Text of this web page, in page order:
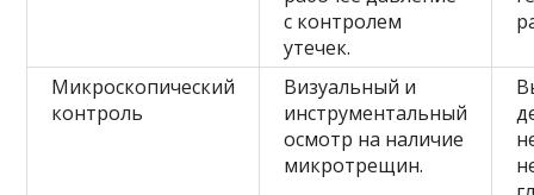
с контролем
утечек.
Микроскопический
контроль
Визуальный и
инструментальный
осмотр на наличие
микротрещин.